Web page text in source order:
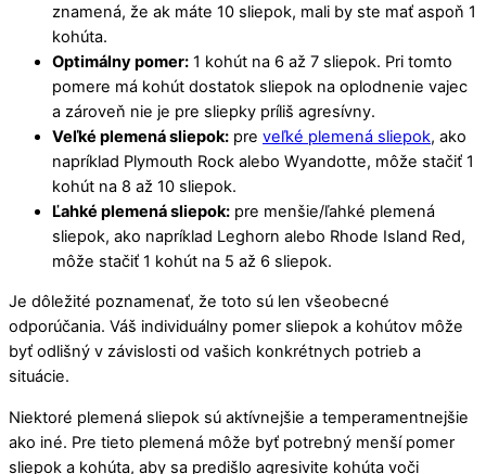
znamená, že ak máte 10 sliepok, mali by ste mať aspoň 1
kohúta.
Optimálny pomer: 1 kohút na 6 až 7 sliepok. Pri tomto
pomere má kohút dostatok sliepok na oplodnenie vajec
a zároveň nie je pre sliepky príliš agresívny.
Veľké plemená sliepok: pre veľké plemená sliepok, ako
napríklad Plymouth Rock alebo Wyandotte, môže stačiť 1
kohút na 8 až 10 sliepok.
Ľahké plemená sliepok: pre menšie/ľahké plemená
sliepok, ako napríklad Leghorn alebo Rhode Island Red,
môže stačiť 1 kohút na 5 až 6 sliepok.
Je dôležité poznamenať, že toto sú len všeobecné
odporúčania. Váš individuálny pomer sliepok a kohútov môže
byť odlišný v závislosti od vašich konkrétnych potrieb a
situácie.
Niektoré plemená sliepok sú aktívnejšie a temperamentnejšie
ako iné. Pre tieto plemená môže byť potrebný menší pomer
sliepok a kohúta, aby sa predišlo agresivite kohúta voči